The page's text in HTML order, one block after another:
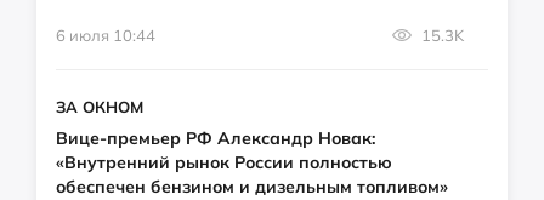
6 июля 10:44 15.3K
ЗА ОКНОМ
Вице-премьер РФ Александр Новак:
«Внутренний рынок России полностью
обеспечен бензином и дизельным топливом»